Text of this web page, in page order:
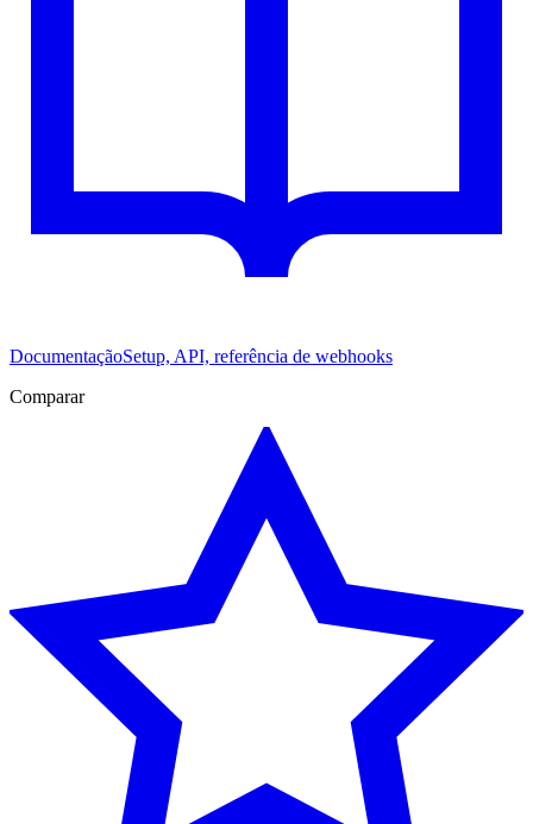
DocumentaçãoSetup, API, referência de webhooks
Comparar